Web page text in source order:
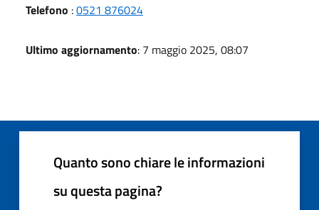
Telefono :0521 876024
Ultimo aggiornamento: 7 maggio 2025, 08:07
Quanto sono chiare le informazioni
su questa pagina?